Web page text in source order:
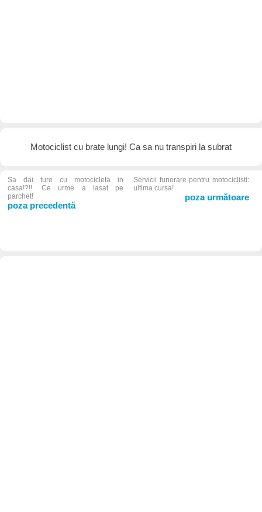
Motociclist cu brate lungi! Ca sa nu transpiri la subrat
Sa dai ture cu motocicleta in
casa!?!!. Ce urme a lasat pe
parchet!
poza precedentă
Servicii funerare pentru motociclisti:
ultima cursa!
poza următoare